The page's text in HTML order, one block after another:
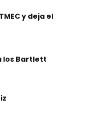
y deja el
los Bartlett